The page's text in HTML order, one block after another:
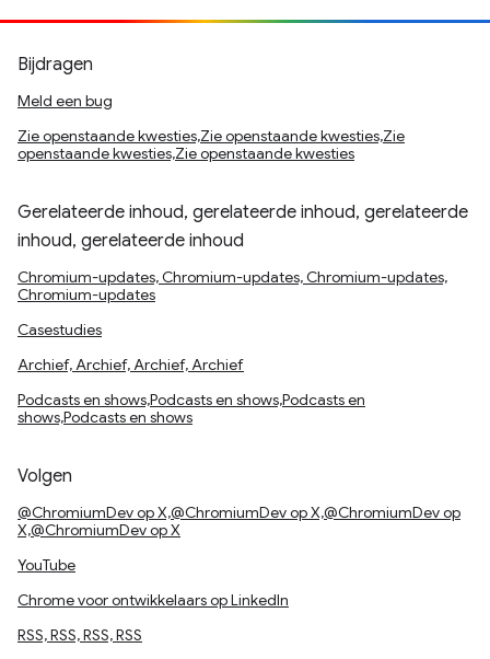
Bijdragen
Meld een bug
Zie openstaande kwesties,Zie openstaande kwesties,Zie
openstaande kwesties,Zie openstaande kwesties
Gerelateerde inhoud, gerelateerde inhoud, gerelateerde
inhoud, gerelateerde inhoud
Chromium-updates, Chromium-updates, Chromium-updates,
Chromium-updates
Casestudies
Archief, Archief, Archief, Archief
Podcasts en shows,Podcasts en shows,Podcasts en
shows,Podcasts en shows
Volgen
@ChromiumDev op X,@ChromiumDev op X,@ChromiumDev op
X,@ChromiumDev op X
YouTube
Chrome voor ontwikkelaars op LinkedIn
RSS, RSS, RSS, RSS